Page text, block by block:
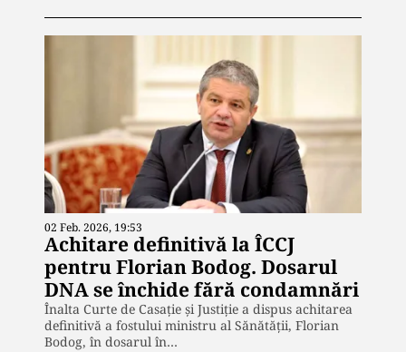
02 Feb. 2026, 19:53
Achitare definitivă la ÎCCJ
pentru Florian Bodog. Dosarul
DNA se închide fără condamnări
Înalta Curte de Casație și Justiție a dispus achitarea
definitivă a fostului ministru al Sănătății, Florian
Bodog, în dosarul în…